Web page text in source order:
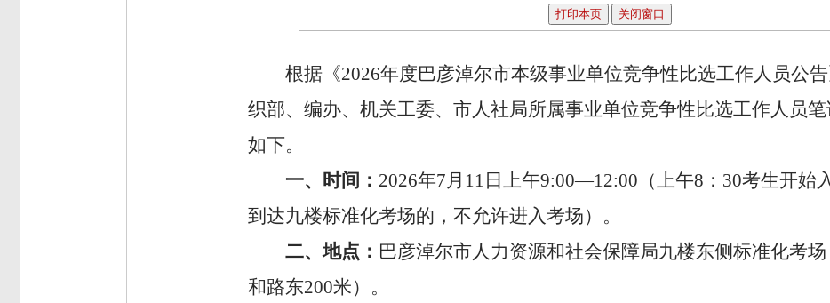
根据《2026年度巴彦淖尔市本级事业单位竞争性比选工作人员公
织部、编办、机关工委、市人社局所属事业单位竞争性比选工作人员
如下。
一、 时间： 2026年7月11日上午9:00—12:00（上午8：30考生开始
到达九楼标准化考场的，不允许进入考场）。
二、地点： 巴彦淖尔市人力资源和社会保障局九楼东侧标准化考
和路东200米）
。